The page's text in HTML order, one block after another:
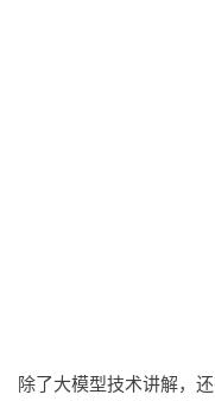
除了大模型技术讲解，